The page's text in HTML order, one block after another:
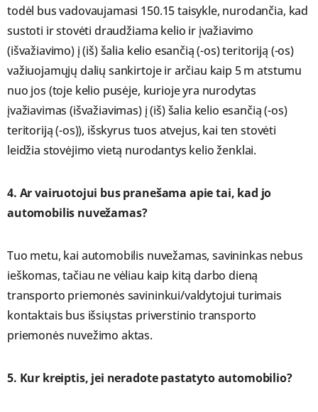
todėl bus vadovaujamasi 150.15 taisykle, nurodančia, kad
sustoti ir stovėti draudžiama kelio ir įvažiavimo
(išvažiavimo) į (iš) šalia kelio esančią (-os) teritoriją (-os)
važiuojamųjų dalių sankirtoje ir arčiau kaip 5 m atstumu
nuo jos (toje kelio pusėje, kurioje yra nurodytas
įvažiavimas (išvažiavimas) į (iš) šalia kelio esančią (-os)
teritoriją (-os)), išskyrus tuos atvejus, kai ten stovėti
leidžia stovėjimo vietą nurodantys kelio ženklai.
4. Ar vairuotojui bus pranešama apie tai, kad jo
automobilis nuvežamas?
Tuo metu, kai automobilis nuvežamas, savininkas nebus
ieškomas, tačiau ne vėliau kaip kitą darbo dieną
transporto priemonės savininkui/valdytojui turimais
kontaktais bus išsiųstas priverstinio transporto
priemonės nuvežimo aktas.
5. Kur kreiptis, jei neradote pastatyto automobilio?